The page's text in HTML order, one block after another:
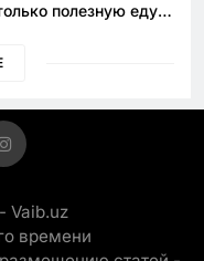
полезную еду.
сахара»
Vaib.uz
времени